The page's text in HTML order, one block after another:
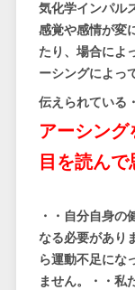
気化学インパル
感覚や感情が変
たり、場合によ
ーシングによっ
伝えられている
アーシン
目を読んで
・・自分自身
なる必要があり
ら運動不足にな
ません。・・私